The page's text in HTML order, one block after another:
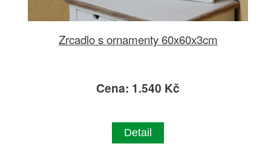
Zrcadlo s ornamenty 60x60x3cm
Cena: 1.540 Kč
Detail